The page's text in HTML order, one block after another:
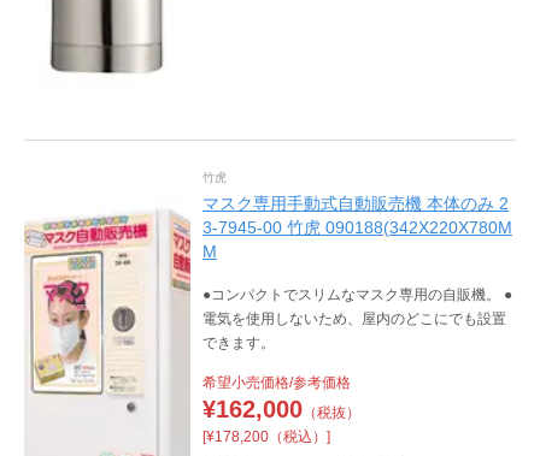
竹虎
マスク専用手動式自動販売機 本体のみ 2
3-7945-00 竹虎 090188(342X220X780M
M
●コンパクトでスリムなマスク専用の自販機。 ●
電気を使用しないため、屋内のどこにでも設置
できます。
希望小売価格/参考価格
¥162,000（税抜）
[¥178,200（税込）]